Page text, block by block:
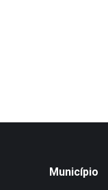
Município